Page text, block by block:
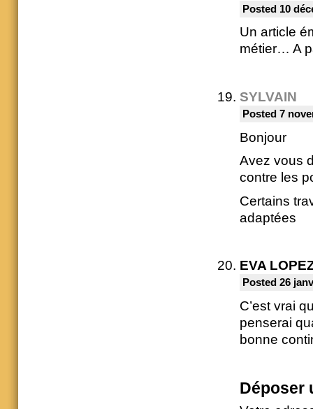
Posted 10
Un article
métier… A
SYLVAIN
Posted 7
Bonjour
Avez vous
contre les
Certains
adaptées
EVA
Posted 26
C’est vrai
penserai
bonne
Déposer